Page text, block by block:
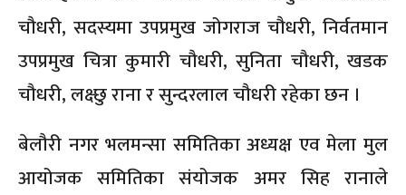
चौधरी, सदस्यमा उपप्रमुख जोगराज चौधरी, निर्वतमान
उपप्रमुख चित्रा कुमारी चौधरी, सुनिता चौधरी, खडक
चौधरी, लक्ष्छु राना र सुन्दरलाल चौधरी रहेका छन ।
बेलौरी नगर भलमन्सा समितिका अध्यक्ष एव मेला मुल
आयोजक समितिका संयोजक अमर सिह रानाले